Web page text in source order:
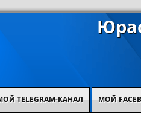
TELEGRAM-КАНАЛ МОЙ